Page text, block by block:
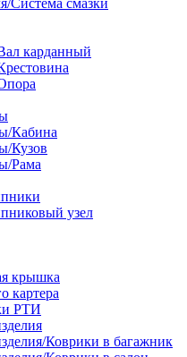
Система смазки
карданный
Кабина
Кузов
Рама
узел
крышка
картера
РТИ
Коврики в багажник